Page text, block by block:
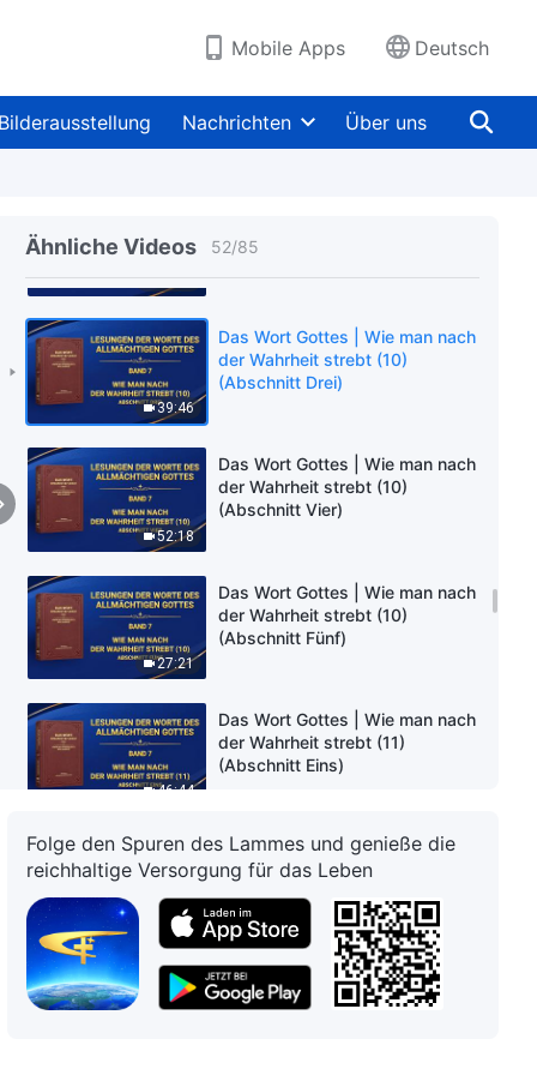
Mobile Apps Deutsch
Bilderausstellung Nachrichten Über uns
Ähnliche Videos 52/85
44:00
(Abschnitt Eins)
38:11
(Abschnitt Zwei)
39:46
Das Wort Gottes | Wie man nach
der Wahrheit strebt (10)
(Abschnitt Drei)
52:18
Das Wort Gottes | Wie man nach
der Wahrheit strebt (10)
(Abschnitt Vier)
27:21
Das Wort Gottes | Wie man nach
der Wahrheit strebt (10)
(Abschnitt Fünf)
46:44
Das Wort Gottes | Wie man nach
der Wahrheit strebt (11)
(Abschnitt Eins)
50:28
Das Wort Gottes | Wie man nach
der Wahrheit strebt (11)
Das Wort Gottes | Wie man nach
der Wahrheit strebt (11)
Folge den Spuren des Lammes und genieße die
reichhaltige Versorgung für das Leben